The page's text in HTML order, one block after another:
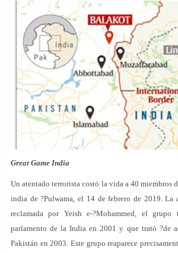
Great Game India
Un atentado terrorista costó la vida a 40 miembros
india de ?Pulwama, el 14 de febrero de 2019. La
reclamada por Yeish e-?Mohammed, el grupo
parlamento de la India en 2001 y que trató ?de
Pakistán en 2003. Este grupo reaparece